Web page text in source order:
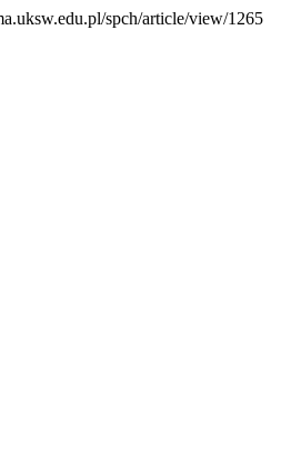
spch/article/view/1265